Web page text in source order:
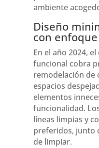
ambiente
Diseño
con
En el año 2024,
funcional cobra
remodelación de
espacios
elementos
funcionalidad.
líneas limpias y
preferidos, junto
de limpiar.